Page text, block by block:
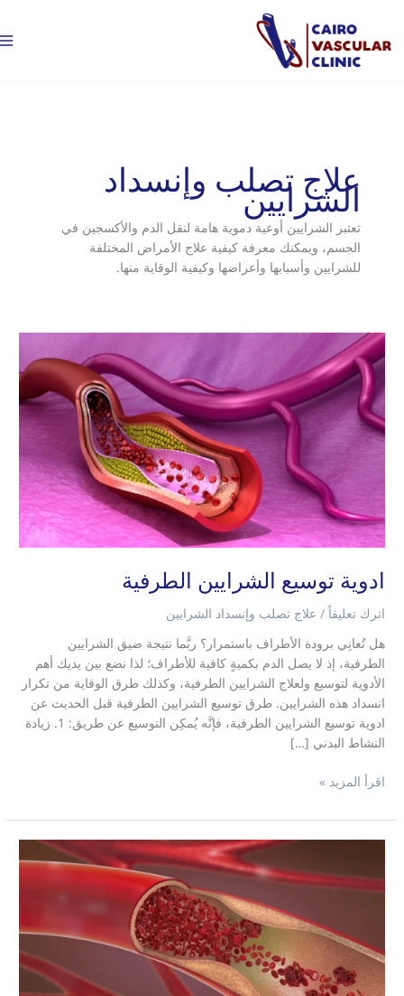
علاج تصلب وإنسداد
الشرايين
تعتبر الشرايين أوعية دموية هامة لنقل الدم والأكسجين في
الجسم، ويمكنك معرفة كيفية علاج الأمراض المختلفة
للشرايين وأسبابها وأعراضها وكيفية الوقاية منها.
ادوية توسيع الشرايين الطرفية
اترك تعليقاً /علاج تصلب وإنسداد الشرايين
هل تُعانِي برودة الأطراف باستمرار؟ ربَّما نتيجة ضيق الشرايين
الطرفية، إذ لا يصل الدم بكميةٍ كافية للأطراف؛ لذا نضع بين يديك أهم
الأدوية لتوسيع ولعلاج الشرايين الطرفية، وكذلك طرق الوقاية من تكرار
انسداد هذه الشرايين. طرق توسيع الشرايين الطرفية قبل الحديث عن
ادوية توسيع الشرايين الطرفية، فإنَّه يُمكِن التوسيع عن طريق: 1. زيادة
النشاط البدني […]
ادوية
توسيع
الشرايين
الطرفية
اقرأ المزيد »
الشرايين